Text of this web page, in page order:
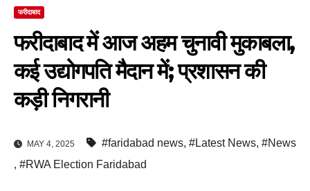
फरीदाबाद
फरीदाबाद में आज अहम चुनावी मुकाबला,
कई उद्योगपति मैदान में; प्रशासन की
कड़ी निगरानी
MAY 4, 2025 #faridabad news, #Latest News, #News
, #RWA Election Faridabad